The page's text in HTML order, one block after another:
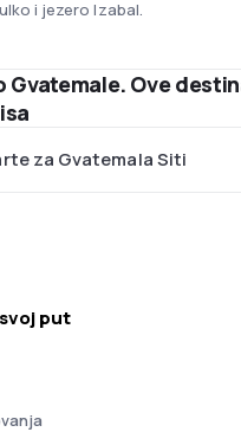
i jezero Izabal.
Gvatemale. Ove
za Gvatemala Siti
put